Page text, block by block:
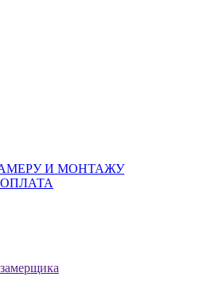
И МОНТАЖУ